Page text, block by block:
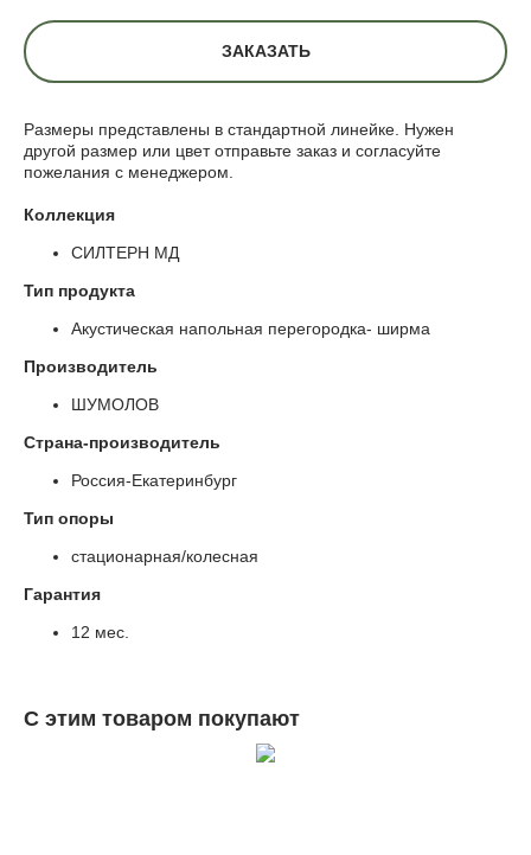
ЗАКАЗАТЬ
Размеры представлены в стандартной линейке. Нужен
другой размер или цвет отправьте заказ и согласуйте
пожелания с менеджером.
Коллекция
СИЛТЕРН МД
Тип продукта
Акустическая напольная перегородка- ширма
Производитель
ШУМОЛОВ
Страна-производитель
Россия-Екатеринбург
Тип опоры
стационарная/колесная
Гарантия
12 мес.
С этим товаром покупают